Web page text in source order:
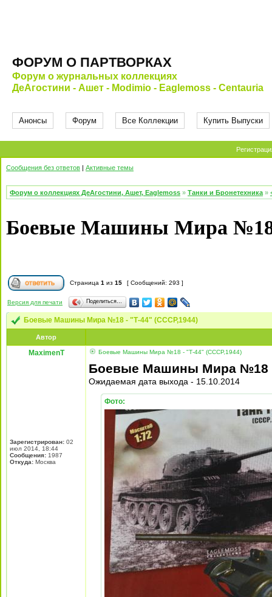
ФОРУМ О ПАРТВОРКАХ
Форум о журнальных коллекциях
ДеАгостини - Ашет - Modimio - Eaglemoss - Centauria
Анонсы Форум Все Коллекции Купить Выпуски
Сообщения без ответов | Активные темы
Форум о коллекциях ДеАгостини, Ашет, Eaglemoss » Танки и Бронетехника »
Боевые Машины Мира
Страница 1 из 15 [ Сообщений: 293 ]
Версия для печати Поделиться…
Боевые Машины Мира №18 - "Т-44" (СССР,1944)
Автор
MaximenT
Зарегистрирован: 02
июл 2014, 18:44
Сообщения: 1987
Откуда: Москва
Боевые Машины Мира №18 - "Т-44" (СССР,1944)
Боевые Машины Мира №18
Ожидаемая дата выхода - 15.10.2014
Фото: